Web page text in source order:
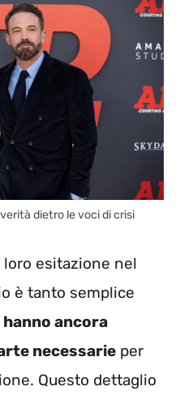
dietro le voci di crisi
esitazione nel
è tanto semplice
hanno ancora
necessarie per
Questo dettaglio